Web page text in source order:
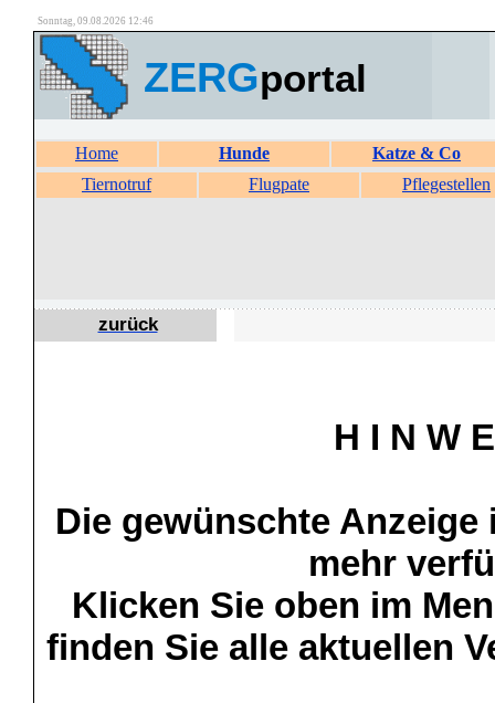
Sonntag, 09.08.2026 12:46
ZERGportal
Home Hunde
Katze & Co
Tiernotruf
Flugpate Pflegestellen
zurück
H I N W
Die gewünschte
mehr
Klicken Sie oben im
finden Sie alle aktuellen